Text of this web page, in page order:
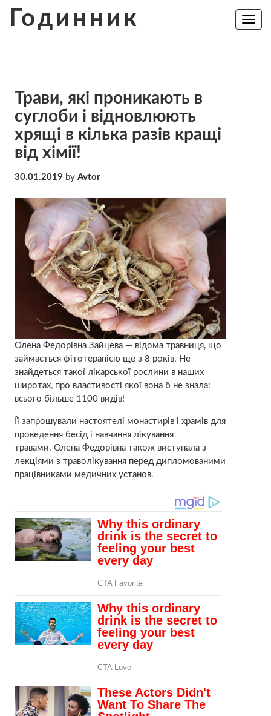
Годинник
Toggle
Трави, які проникають в
суглоби і відновлюють
хрящі в кілька разів кращі
від хімії!
30.01.2019 by Avtor
Олена Федорівна Зайцева — відома травниця, що
займається фітотерапією ще з 8 років. Не
знайдеться такої лікарської рослини в наших
широтах, про властивості якої вона б не знала:
всього більше 1100 видів!
Її запрошували настоятелі монастирів і храмів для
проведення бесід і навчання лікування
травами. Олена Федорівна також виступала з
лекціями з траволікування перед дипломованими
працівниками медичних установ.